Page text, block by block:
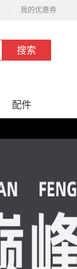
我的优惠券
配件